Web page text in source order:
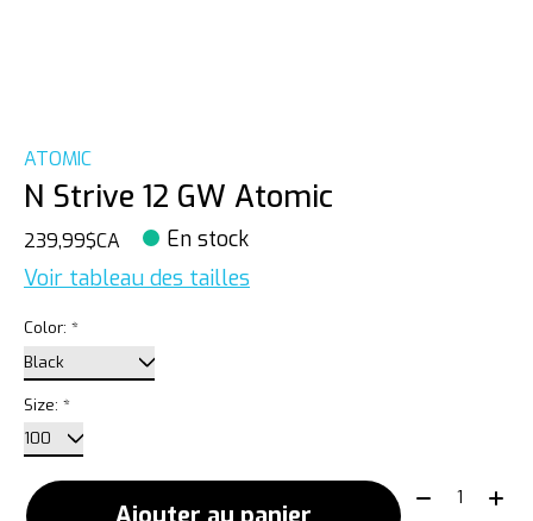
ATOMIC
N Strive 12 GW Atomic
239,99$CA En stock
Voir tableau des tailles
Color: *
Size: *
Quantité: